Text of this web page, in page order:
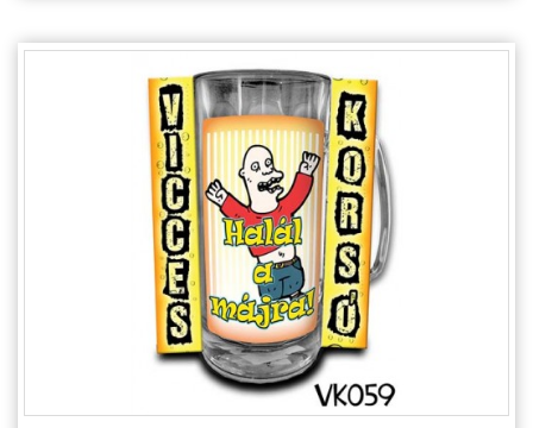
Sport/Hobbi szerint
Állatos ajándéktárgyak